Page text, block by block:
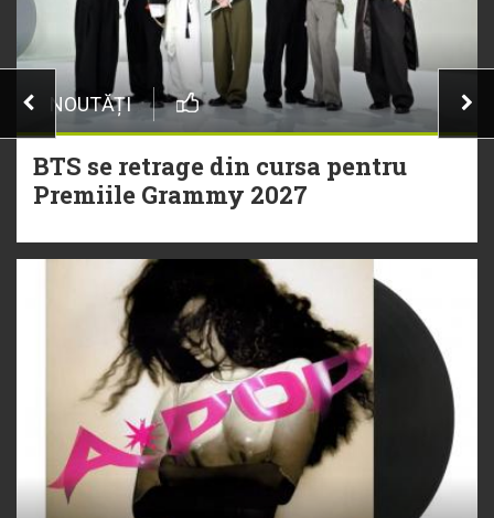
NOUTĂȚI
BTS se retrage din cursa pentru
Premiile Grammy 2027